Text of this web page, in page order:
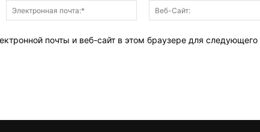
Электронная
почта:*
почты и веб-сайт в этом браузере для следующего